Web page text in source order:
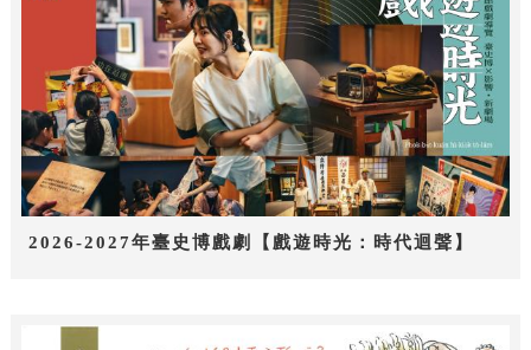
2026-2027年臺史博戲劇【戲遊時光：時代迴聲】